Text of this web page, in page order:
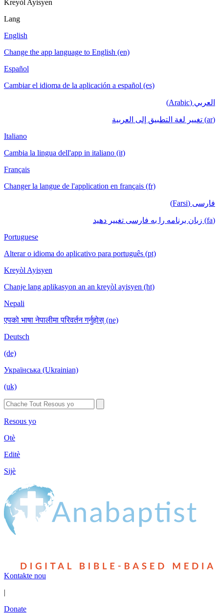
Kreyòl Ayisyen
Lang
English
Change the app language to English (en)
Español
Cambiar el idioma de la aplicación a español (es)
العربي (Arabic)
(ar) تغيير لغة التطبيق إلى العربية
Italiano
Cambia la lingua dell'app in italiano (it)
Français
Changer la langue de l'application en français (fr)
فارسی (Farsi)
(fa) زبان برنامه را به فارسی تغییر دهید
Portuguese
Alterar o idioma do aplicativo para português (pt)
Kreyòl Ayisyen
Chanje lang aplikasyon an an kreyòl ayisyen (ht)
Nepali
एपको भाषा नेपालीमा परिवर्तन गर्नुहोस् (ne)
Deutsch
(de)
Українська (Ukrainian)
(uk)
Resous yo
Otè
Editè
Sijè
Kontakte nou
|
Donate